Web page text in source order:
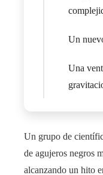
Un
Una
Un grupo de
de agujeros negros
alcanzando un hito